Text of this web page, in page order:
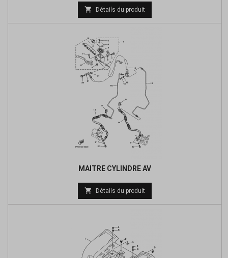
Prix
de
 Détails du produit
MAITRE CYLINDRE AV
Prix
de
 Détails du produit